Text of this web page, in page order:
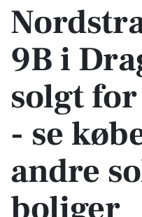
9B i
solgt
- se
andre